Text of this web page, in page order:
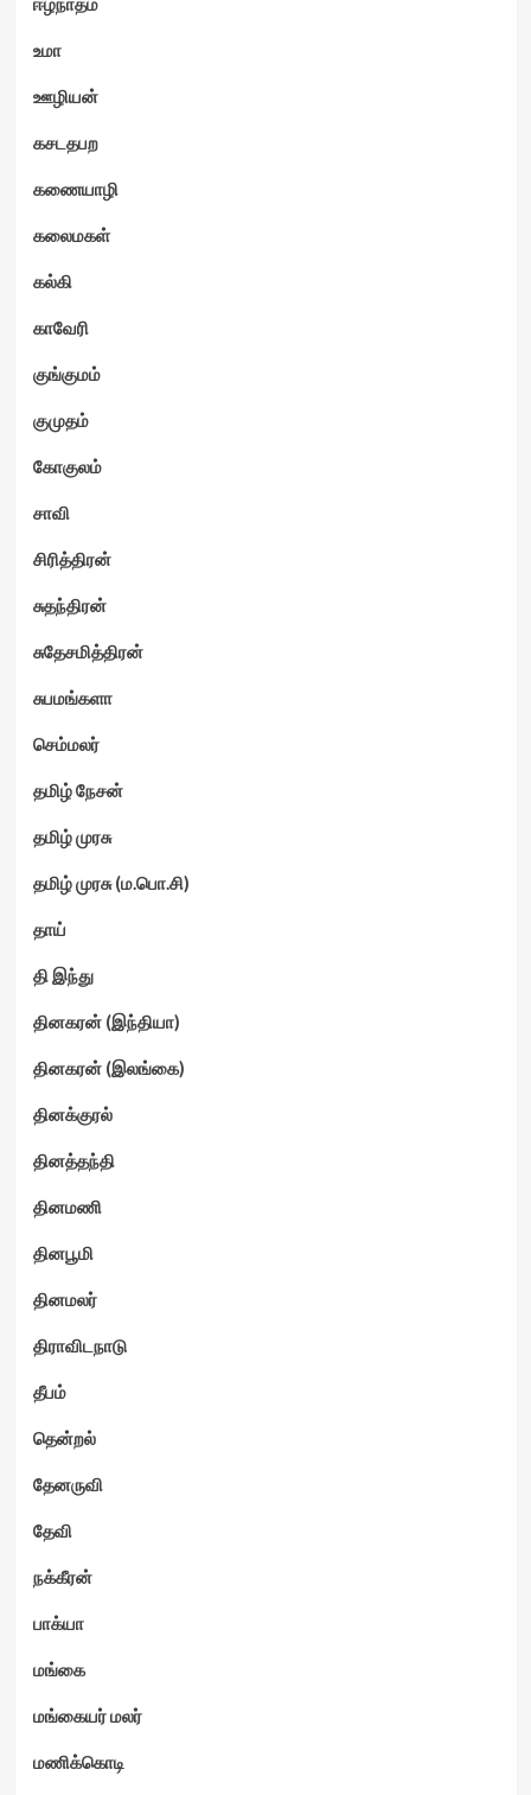
உமா
ஊழியன்
கசடதபற
கணையாழி
கலைமகள்
கல்கி
காவேரி
குங்குமம்
குமுதம்
கோகுலம்
சாவி
சிரித்திரன்
சுதந்திரன்
சுதேசமித்திரன்
சுபமங்களா
செம்மலர்
தமிழ் நேசன்
தமிழ் முரசு
தமிழ் முரசு (ம.பொ.சி)
தாய்
தி இந்து
தினகரன் (இந்தியா)
தினகரன் (இலங்கை)
தினக்குரல்
தினத்தந்தி
தினமணி
தினபூமி
தினமலர்
திராவிடநாடு
தீபம்
தென்றல்
தேனருவி
தேவி
நக்கீரன்
பாக்யா
மங்கை
மங்கையர் மலர்
மணிக்கொடி